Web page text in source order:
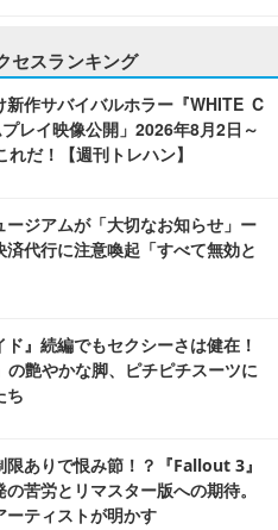
セスランキング
新作サバイバルホラー『WHITE C
レイ映像公開」2026年8月2日～
れだ！【週刊トレハン】
ージアムが「大切なお知らせ」ー
済代行に注意喚起「すべて無効と
ド』続編でもセクシーさは健在！
の艶やかな脚、ピチピチスーツに
ち
限ありで恨み節！？『Fallout 3』
苦労とリマスター版への期待。
ーティストが明かす